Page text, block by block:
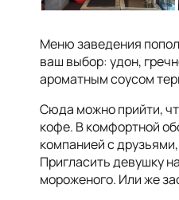
Меню заведения
ваш выбор: удон,
ароматным соусом
Сюда можно прийти,
кофе. В комфортной
компанией с
Пригласить девушку
мороженого. Или же